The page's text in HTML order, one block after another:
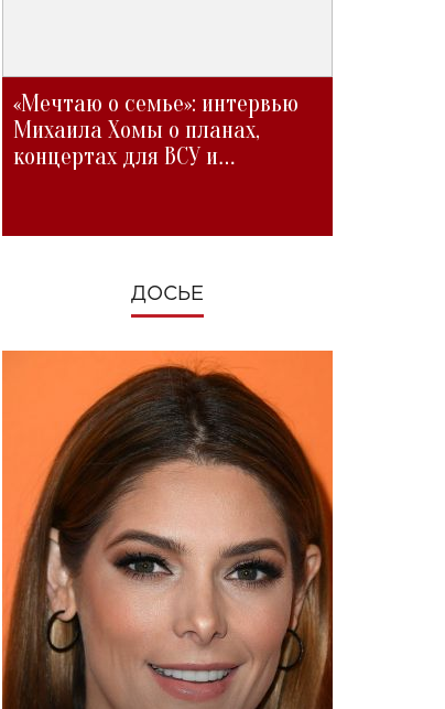
«Мечтаю о семье»: интервью
Михаила Хомы о планах,
концертах для ВСУ и
ДОСЬЕ